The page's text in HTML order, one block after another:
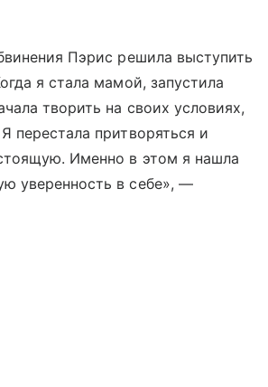
Пэрис решила выступить
я стала мамой, запустила
творить на своих условиях,
перестала притворяться и
Именно в этом я нашла
уверенность в себе», —